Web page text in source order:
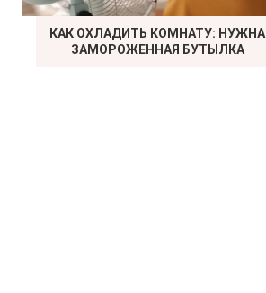
КАК ОХЛАДИТЬ КОМНАТУ: НУЖНА
ЗАМОРОЖЕННАЯ БУТЫЛКА